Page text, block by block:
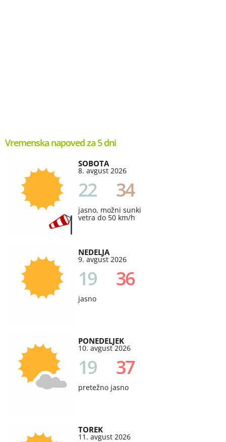
Vremenska napoved za 5 dni
SOBOTA
8. avgust 2026
22 34
jasno, možni sunki
vetra do 50 km/h
NEDELJA
9. avgust 2026
19 36
jasno
PONEDELJEK
10. avgust 2026
19 37
pretežno jasno
TOREK
11. avgust 2026